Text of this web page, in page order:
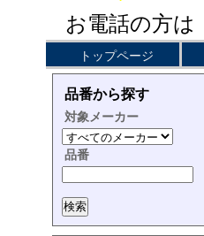
お電話の方は
トップページ
品番から探す
対象メーカー
品番